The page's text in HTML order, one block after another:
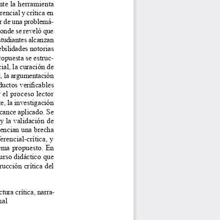
la herramienta
y crítica en
de una problemá-
se reveló que
alcanzan
notorias
se estruc-
la curación de
la argumentación
verificables
proceso lector
la investigación
aplicado. Se
la validación de
una brecha
crítica, y
propuesto. En
didáctico que
crítica del
crítica, narra-